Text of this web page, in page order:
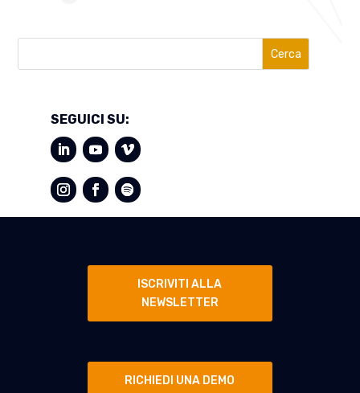
Cerca
SEGUICI SU:
ISCRIVITI ALLA
NEWSLETTER
RICHIEDI UNA DEMO